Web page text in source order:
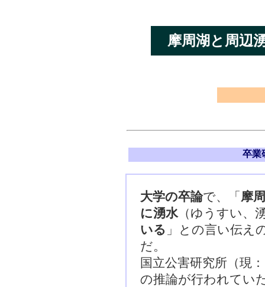
摩周湖と周辺
卒業
大学の卒論で、「摩
に湧水（ゆうすい、
いる 」との言い伝え
だ。
国立公害研究所（現
の推論が行われてい